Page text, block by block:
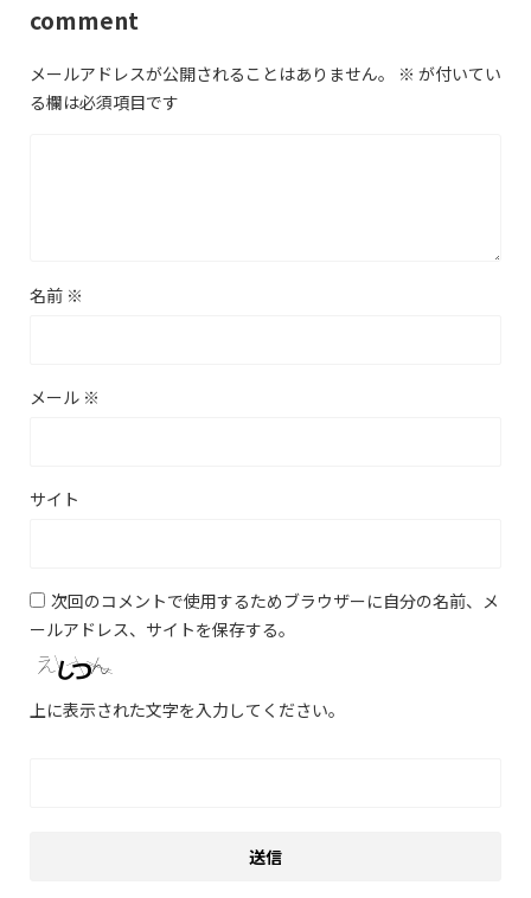
comment
メールアドレスが公開されることはありません。 ※ が付いてい
る欄は必須項目です
名前 ※
メール ※
サイト
次回のコメントで使用するためブラウザーに自分の名前、メ
ールアドレス、サイトを保存する。
上に表示された文字を入力してください。